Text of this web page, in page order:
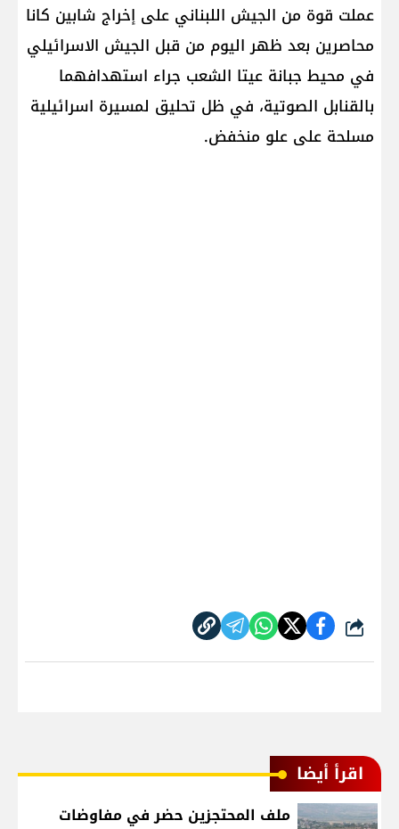
عملت قوة من ​الجيش اللبناني​ على إخراج شابين كانا
محاصرين بعد ظهر اليوم من قبل الجيش الاسرائيلي
في محيط جبانة عيتا الشعب جراء استهدافهما
بالقنابل الصوتية، في ظل تحليق لمسيرة اسرائيلية
مسلحة على علو منخفض.
شارك
اقرأ أيضا
ملف المحتجزين حضر في مفاوضات